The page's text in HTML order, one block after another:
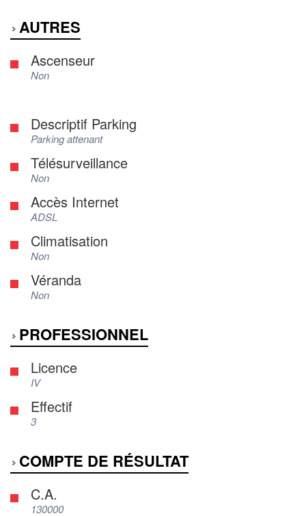
AUTRES
Ascenseur
Non
Descriptif Parking
Parking attenant
Télésurveillance
Non
Accès Internet
ADSL
Climatisation
Non
Véranda
Non
PROFESSIONNEL
Licence
IV
Effectif
3
COMPTE DE RÉSULTAT
C.A.
130000